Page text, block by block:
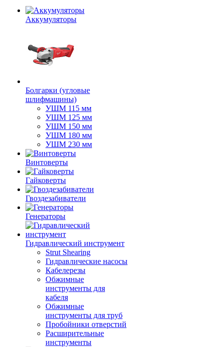
Аккумуляторы
Болгарки (угловые
шлифмашины)
УШМ 115 мм
УШМ 125 мм
УШМ 150 мм
УШМ 180 мм
УШМ 230 мм
Винтоверты
Гайковерты
Гвоздезабиватели
Генераторы
Гидравлический инструмент
Strut Shearing
Гидравлические насосы
Кабелерезы
Обжимные
инструменты для
кабеля
Обжимные
инструменты для труб
Пробойники отверстий
Расширительные
инструменты